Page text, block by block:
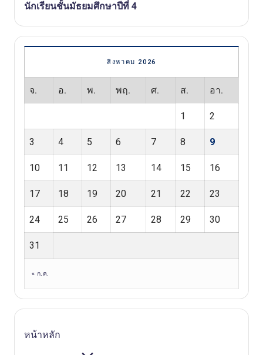
นักเรียนชั้นมัธยมศึกษาปีที่ 4
สิงหาคม 2026
จ. อ. พ. พฤ. ศ. ส. อา.
1 2
3 4 5 6 7 8 9
10 11 12 13 14 15 16
17 18 19 20 21 22 23
24 25 26 27 28 29 30
31
« ก.ค.
หน้าหลัก